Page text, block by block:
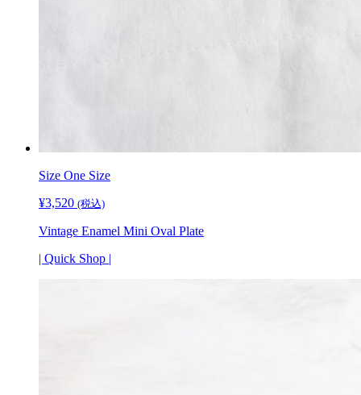
Size One Size
¥3,520 (税込)
Vintage Enamel Mini Oval Plate
| Quick Shop |